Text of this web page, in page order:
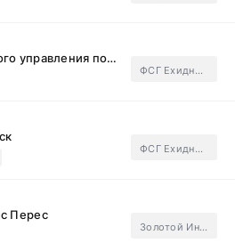
Изгой столичного управления полиции
ФСГ Ехидные дорамщицы.Subtitles
ФСГ Ехидные дорамщицы.Subtitles
Перес
Золотой Инлун